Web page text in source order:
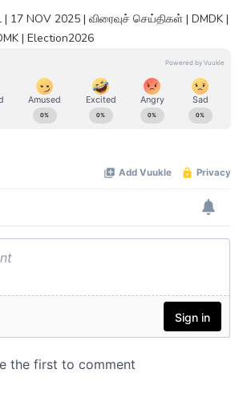
| 17 NOV 2025 | விரைவுச் செய்திகள் | DMDK |
| Election2026